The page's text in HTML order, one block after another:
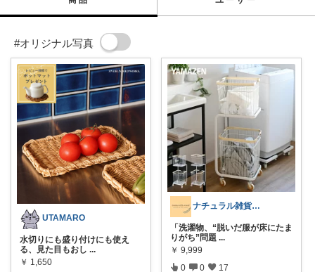
#オリジナル写真
UTAMARO
水切りにも盛り付けにも使え
る、見た目もおし ...
￥ 1,650
ナチュラル雑貨とカフェ空間 ☕️
「洗濯物、“脱いだ服が床にたま
りがち”問題 ...
￥ 9,999
0 0 17